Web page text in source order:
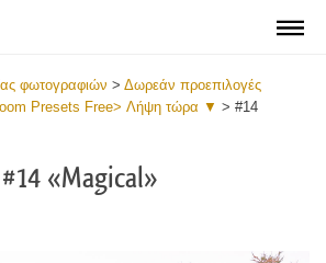
φωτογραφιών > Δωρεάν προεπιλογές
Presets Free> Λήψη τώρα ▼ > #14
#14 «Magical»